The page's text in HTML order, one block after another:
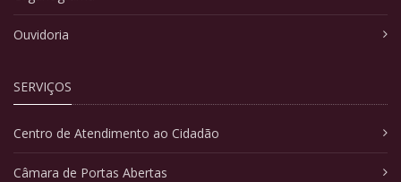
Ouvidoria
SERVIÇOS
Centro de Atendimento ao Cidadão
Câmara de Portas Abertas